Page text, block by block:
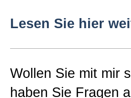
Lesen Sie hier
Wollen Sie mit mir
haben Sie Fragen